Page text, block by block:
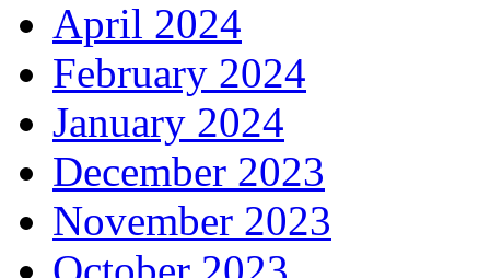
April 2024
February 2024
January 2024
December 2023
November 2023